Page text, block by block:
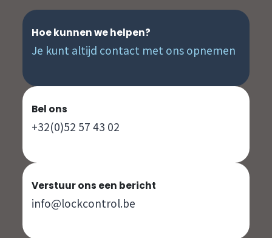
Hoe kunnen we helpen?
Je kunt altijd contact met ons opnemen
Bel ons
+32(0)52 57 43 02
Verstuur ons een bericht
info@lockcontrol.be